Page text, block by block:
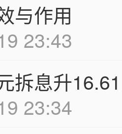
与作用
23:43
拆息升
23:34